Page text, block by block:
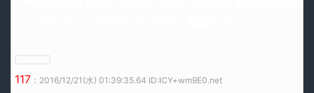
117 ：2016/12/21(水) 01:39:35.64 ID:ICY+wm9E0.net